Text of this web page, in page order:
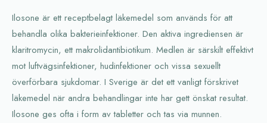
Ilosone är ett receptbelagt läkemedel som används för att
behandla olika bakterieinfektioner. Den aktiva ingrediensen är
klaritromycin, ett makrolidantibiotikum. Medlen är särskilt effektivt
mot luftvägsinfektioner, hudinfektioner och vissa sexuellt
överförbara sjukdomar. I Sverige är det ett vanligt förskrivet
läkemedel när andra behandlingar inte har gett önskat resultat.
Ilosone ges ofta i form av tabletter och tas via munnen.